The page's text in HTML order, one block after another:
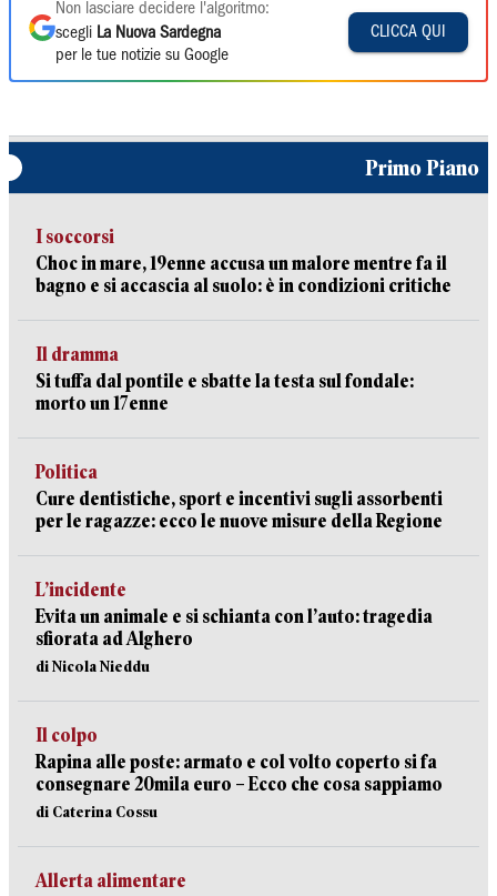
Non lasciare decidere l'algoritmo:
scegli La Nuova Sardegna
per le tue notizie su Google
CLICCA QUI
Primo Piano
I soccorsi
Choc in mare, 19enne accusa un malore mentre fa il
bagno e si accascia al suolo: è in condizioni critiche
Il dramma
Si tuffa dal pontile e sbatte la testa sul fondale:
morto un 17enne
Politica
Cure dentistiche, sport e incentivi sugli assorbenti
per le ragazze: ecco le nuove misure della Regione
L’incidente
Evita un animale e si schianta con l’auto: tragedia
sfiorata ad Alghero
di Nicola Nieddu
Il colpo
Rapina alle poste: armato e col volto coperto si fa
consegnare 20mila euro – Ecco che cosa sappiamo
di Caterina Cossu
Allerta alimentare